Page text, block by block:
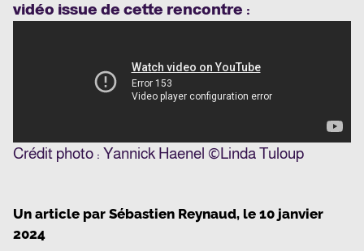
vidéo issue de cette rencontre :
Crédit photo : Yannick Haenel ©Linda Tuloup
Un article par Sébastien Reynaud, le 10 janvier
2024